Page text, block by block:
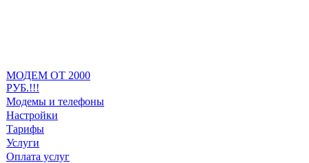
МОДЕМ ОТ 2000
РУБ.!!!
Модемы и телефоны
Настройки
Тарифы
Услуги
Оплата услуг